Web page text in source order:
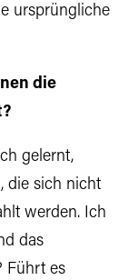
ursprüngliche
die
gelernt,
die sich nicht
werden. Ich
das
Führt es